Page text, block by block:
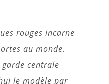
rouges incarne
au monde.
centrale
le modèle par